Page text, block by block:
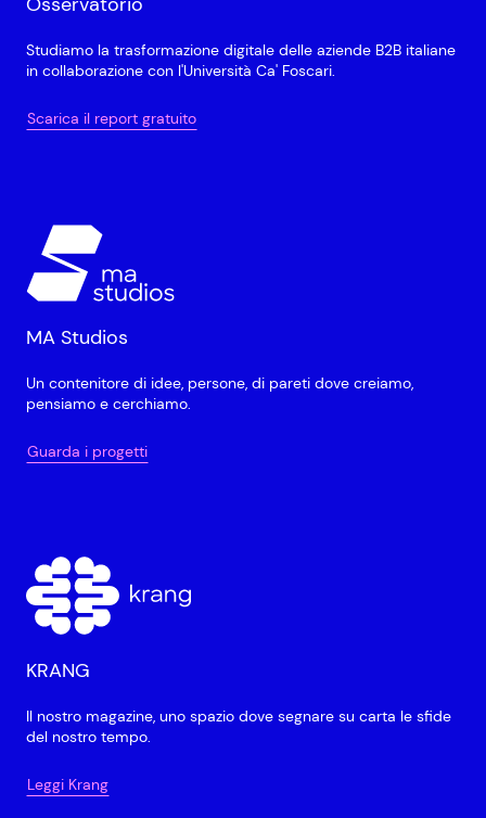
Studiamo la trasformazione digitale delle aziende B2B italiane
in collaborazione con l'Università Ca' Foscari.
Scarica il report gratuito
MA Studios
Un contenitore di idee, persone, di pareti dove creiamo,
pensiamo e cerchiamo.
Guarda i progetti
KRANG
Il nostro magazine, uno spazio dove segnare su carta le sfide
del nostro tempo.
Leggi Krang